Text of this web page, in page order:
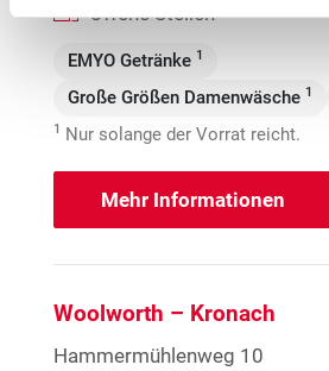
Offene Stellen
EMYO Getränke 1
Große Größen Damenwäsche 1
1 Nur solange der Vorrat reicht.
Mehr Informationen
Woolworth – Kronach
Hammermühlenweg 10